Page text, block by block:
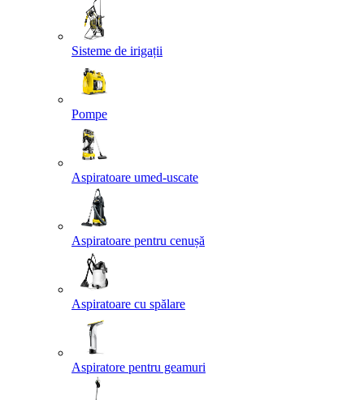
Sisteme de irigații
Pompe
Aspiratoare umed-uscate
Aspiratoare pentru cenușă
Aspiratoare cu spălare
Aspiratore pentru geamuri